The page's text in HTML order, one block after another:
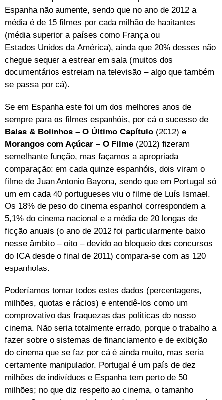
Espanha não aumente, sendo que no ano de 2012 a
média é de 15 filmes por cada milhão de habitantes
(média superior a países como França ou
Estados Unidos da América), ainda que 20% desses não
chegue sequer a estrear em sala (muitos dos
documentários estreiam na televisão – algo que também
se passa por cá).
Se em Espanha este foi um dos melhores anos de
sempre para os filmes espanhóis, por cá o sucesso de
Balas & Bolinhos – O Último Capítulo (2012) e
Morangos com Açúcar – O Filme (2012) fizeram
semelhante função, mas façamos a apropriada
comparação: em cada quinze espanhóis, dois viram o
filme de Juan Antonio Bayona, sendo que em Portugal só
um em cada 40 portugueses viu o filme de Luís Ismael.
Os 18% de peso do cinema espanhol correspondem a
5,1% do cinema nacional e a média de 20 longas de
ficção anuais (o ano de 2012 foi particularmente baixo
nesse âmbito – oito – devido ao bloqueio dos concursos
do ICA desde o final de 2011) compara-se com as 120
espanholas.
Poderíamos tomar todos estes dados (percentagens,
milhões, quotas e rácios) e entendê-los como um
comprovativo das fraquezas das políticas do nosso
cinema. Não seria totalmente errado, porque o trabalho a
fazer sobre o sistemas de financiamento e de exibição
do cinema que se faz por cá é ainda muito, mas seria
certamente manipulador. Portugal é um país de dez
milhões de indivíduos e Espanha tem perto de 50
milhões; no que diz respeito ao cinema, o tamanho